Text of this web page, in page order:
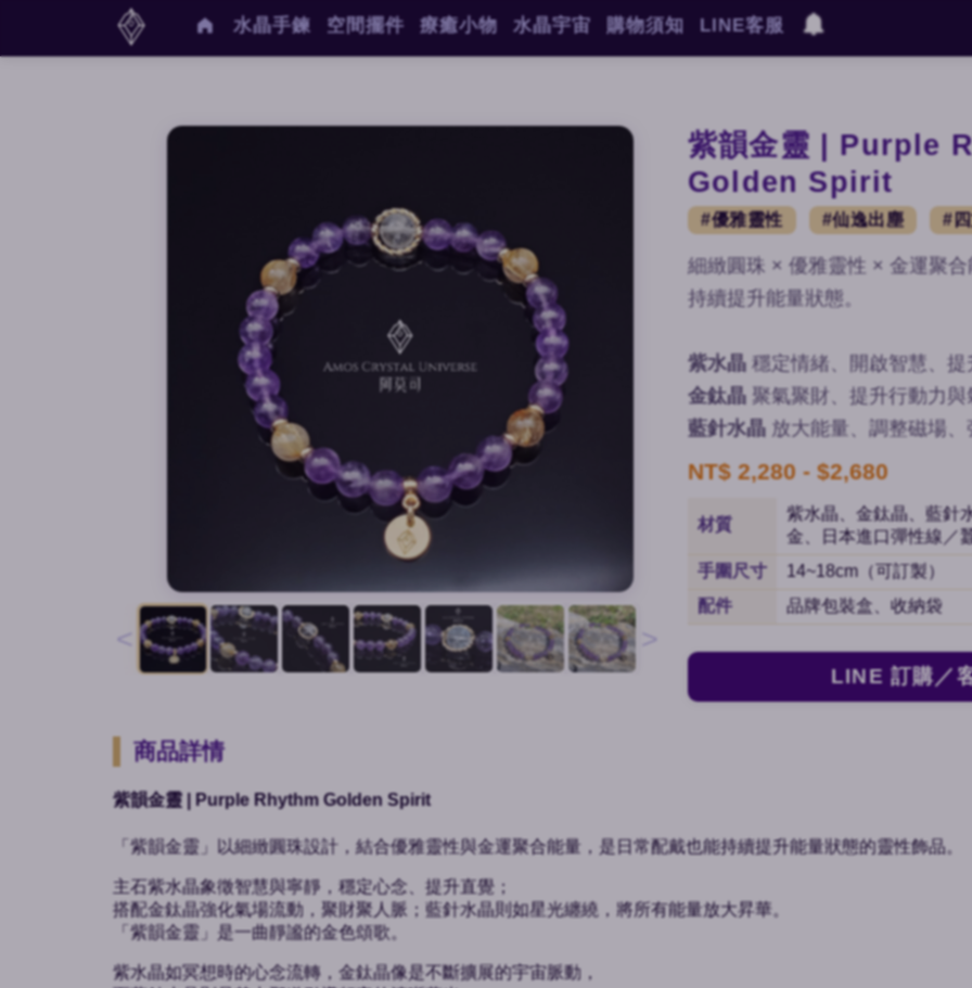
水晶手鍊 空間擺件 療癒小物 水晶宇宙 購物須知 LINE客服
< >
紫韻金靈 | Purple
Golden Spirit
#優雅靈性 #仙逸出塵 #
細緻圓珠 × 優雅靈性 × 金運聚
持續提升能量狀態。
紫水晶 穩定情緒、開啟智慧、
金鈦晶 聚氣聚財、提升行動力
藍針水晶 放大能量、調整磁場
NT$ 2,280 - $2,680
材質
紫水晶、金鈦晶、藍針
金、日本進口彈性線／
手圍尺寸
14~18cm（可訂製）
配件
品牌包裝盒、收納袋
LINE 訂購／
商品詳情
紫韻金靈 | Purple Rhythm Golden Spirit
「紫韻金靈」以細緻圓珠設計，結合優雅靈性與金運聚合能量，是日常配戴也能持續提升能量狀態的靈性飾品。
主石紫水晶象徵智慧與寧靜，穩定心念、提升直覺；
搭配金鈦晶強化氣場流動，聚財聚人脈；藍針水晶則如星光纏繞，將所有能量放大昇華。
「紫韻金靈」是一曲靜謐的金色頌歌。
紫水晶如冥想時的心念流轉，金鈦晶像是不斷擴展的宇宙脈動，